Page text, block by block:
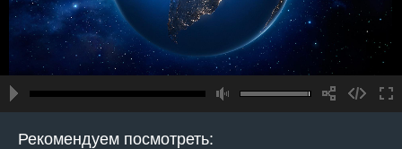
Рекомендуем посмотреть: